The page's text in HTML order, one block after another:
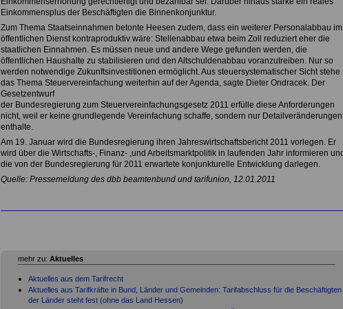
Einkommensplus der Beschäftigten die Binnenkonjunktur.
Zum Thema Staatseinnahmen betonte Heesen zudem, dass ein weiterer Personalabbau im
öffentlichen Dienst kontraproduktiv wäre: Stellenabbau etwa beim Zoll reduziert eher die
staatlichen Einnahmen. Es müssen neue und andere Wege gefunden werden, die
öffentlichen Haushalte zu stabilisieren und den Altschuldenabbau voranzutreiben. Nur so
werden notwendige Zukunftsinvestitionen ermöglicht. Aus steuersystematischer Sicht stehe
das Thema Steuervereinfachung weiterhin auf der Agenda, sagte Dieter Ondracek. Der
Gesetzentwurf
der Bundesregierung zum Steuervereinfachungsgesetz 2011 erfülle diese Anforderungen
nicht, weil er keine grundlegende Vereinfachung schaffe, sondern nur Detailveränderungen
enthalte.
Am 19. Januar wird die Bundesregierung ihren Jahreswirtschaftsbericht 2011 vorlegen. Er
wird über die Wirtschafts-, Finanz- ,und Arbeitsmarktpolitik in laufenden Jahr informieren
die von der Bundesregierung für 2011 erwartete konjunkturelle Entwicklung darlegen.
Quelle: Pressemeldung des dbb beamtenbund und tarifunion, 12.01.2011
mehr zu: Aktuelles
Aktuelles aus dem Tarifrecht
Aktuelles aus Tarifkräfte in Bund, Länder und Gemeinden: Tarifabschluss für die Beschäftigten
der Länder steht fest (ohne das Land Hessen)